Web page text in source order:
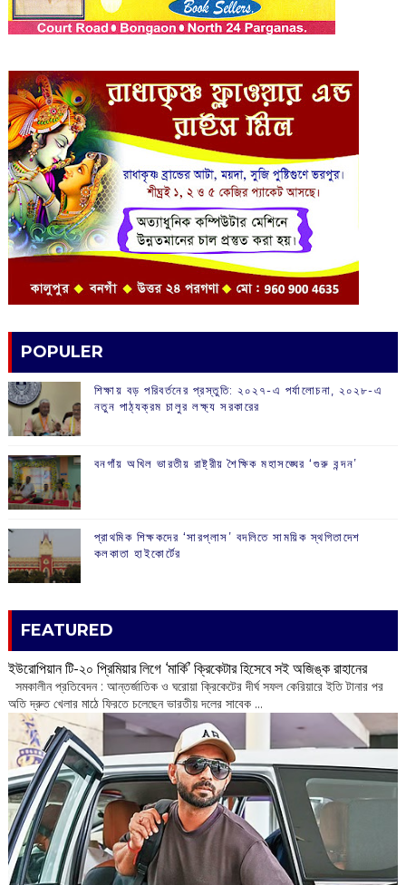
POPULER
শিক্ষায় বড় পরিবর্তনের প্রস্তুতি: ২০২৭-এ পর্যালোচনা, ২০২৮-এ
নতুন পাঠ্যক্রম চালুর লক্ষ্য সরকারের
বনগাঁয় অখিল ভারতীয় রাষ্ট্রীয় শৈক্ষিক মহাসঙ্ঘের ‘গুরু বন্দন’
প্রাথমিক শিক্ষকদের ‘সারপ্লাস’ বদলিতে সাময়িক স্থগিতাদেশ
কলকাতা হাইকোর্টের
FEATURED
ইউরোপিয়ান টি-২০ প্রিমিয়ার লিগে ‘মার্কি’ ক্রিকেটার হিসেবে সই অজিঙ্ক রাহানের
সমকালীন প্রতিবেদন : আন্তর্জাতিক ও ঘরোয়া ক্রিকেটের দীর্ঘ সফল কেরিয়ারে ইতি টানার পর
অতি দ্রুত খেলার মাঠে ফিরতে চলেছেন ভারতীয় দলের সাবেক ...